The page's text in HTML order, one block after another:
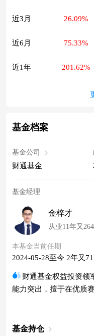
近3月 26.09%
近6月 75.33%
近1年 201.62%
基金档案
基金公司
财通基金
基金经理
金梓才
从业11年又
本基金当前任期
2024-05-28至今 2年又
财通基金权益投资领
能力突出，擅于在优质
基金持仓